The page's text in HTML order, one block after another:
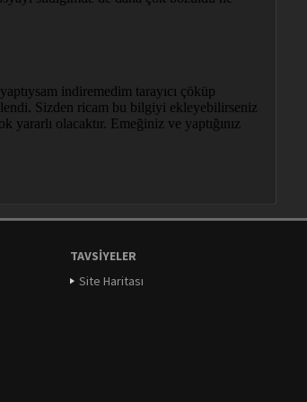
TAVSIYELER
Site Haritası